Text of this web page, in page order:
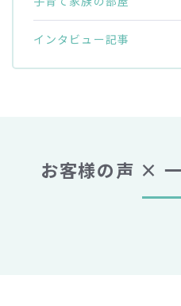
インタビュー記事
お客様の声 ×